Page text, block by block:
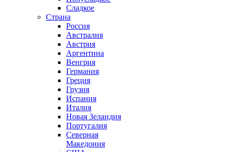
Сладкое
Страна
Россия
Австралия
Австрия
Аргентина
Венгрия
Германия
Греция
Грузия
Испания
Италия
Новая Зеландия
Португалия
Северная
Македония